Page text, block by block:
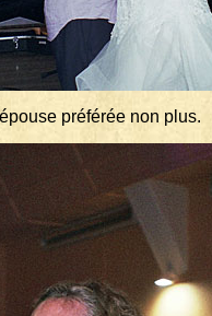
préférée non plus.